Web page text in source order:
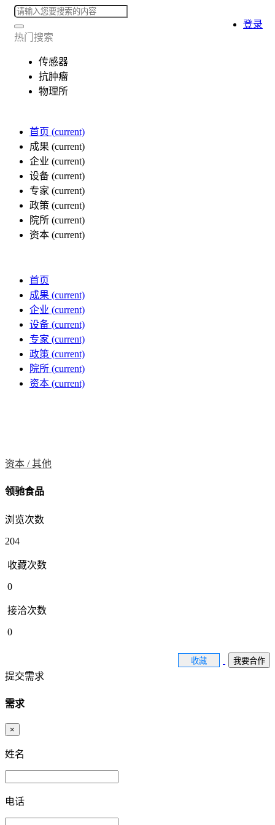
热门搜索
传感器
抗肿瘤
物理所
首页 (current)
成果 (current)
企业 (current)
设备 (current)
专家 (current)
政策 (current)
院所 (current)
资本 (current)
登录
首页
成果 (current)
企业 (current)
设备 (current)
专家 (current)
政策 (current)
院所 (current)
资本 (current)
资本 /其他
领驰食品
浏览次数
204
收藏次数
0
接洽次数
0
收藏 我要合作
提交需求
需求
×
姓名
电话